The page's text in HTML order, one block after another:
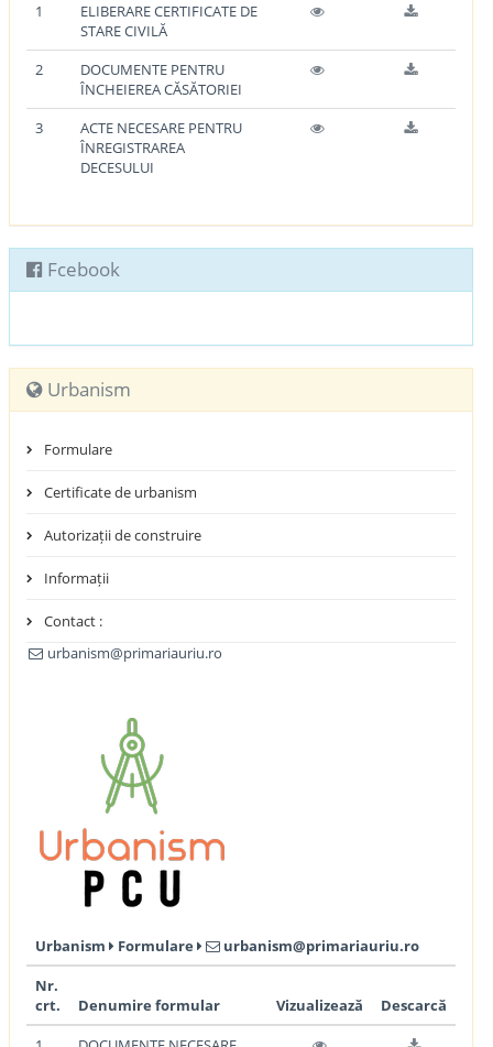
1
ELIBERARE CERTIFICATE DE
STARE CIVILĂ
2
DOCUMENTE PENTRU
ÎNCHEIEREA CĂSĂTORIEI
3
ACTE NECESARE PENTRU
ÎNREGISTRAREA
DECESULUI
Fcebook
Urbanism
Formulare
Certificate de urbanism
Autorizații de construire
Informații
Contact :
urbanism@primariauriu.ro
Urbanism Formulare
urbanism@primariauriu.ro
Nr.
crt.
Denumire formular Vizualizează
Descarcă